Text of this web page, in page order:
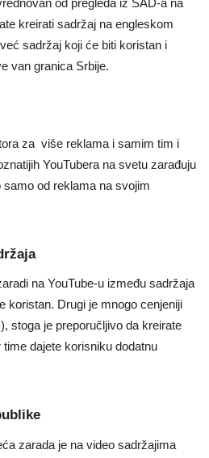
kreirati sadržaj na engleskom
sadržaj koji će biti koristan i
van granica Srbije.
za više reklama i samim tim i
YouTubera na svetu zarađuju
od reklama na svojim
na YouTube-u između sadržaja
koristan. Drugi je mnogo cenjeniji
stoga je preporučljivo da kreirate
time dajete korisniku dodatnu
zarada je na video sadržajima